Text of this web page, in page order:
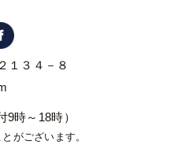
１３４－８
9時～18時）
がございます。